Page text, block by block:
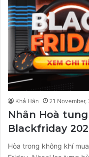
Khả Hân 21 November,
Nhân Hoà
Blackfriday
Hòa trong không khí